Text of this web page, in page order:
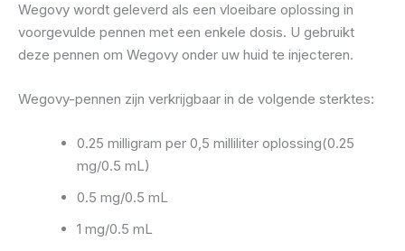
Wegovy wordt geleverd als een vloeibare oplossing in
voorgevulde pennen met een enkele dosis. U gebruikt
deze pennen om Wegovy onder uw huid te injecteren.
Wegovy-pennen zijn verkrijgbaar in de volgende sterktes:
0.25 milligram per 0,5 milliliter oplossing(0.25
mg/0.5 mL)
0.5 mg/0.5 mL
1 mg/0.5 mL